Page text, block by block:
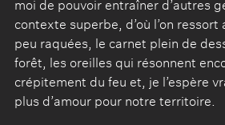
moi de pouvoir entraîner d’autres
contexte superbe, d’où l’on ressort
peu raquées, le carnet plein de
forêt, les oreilles qui résonnent
crépitement du feu et, je l’espère
plus d’amour pour notre territoire.